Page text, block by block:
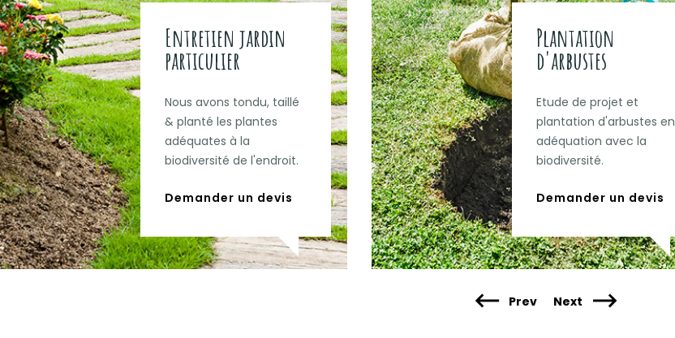
Entretien jardin
particulier
Nous avons tondu, taillé
& planté les plantes
adéquates à la
biodiversité de l'endroit.
Demander un devis
Plantation
d'arbustes
Etude de projet et
plantation d'arbustes en
adéquation avec la
biodiversité.
Demander un devis
Prev Next